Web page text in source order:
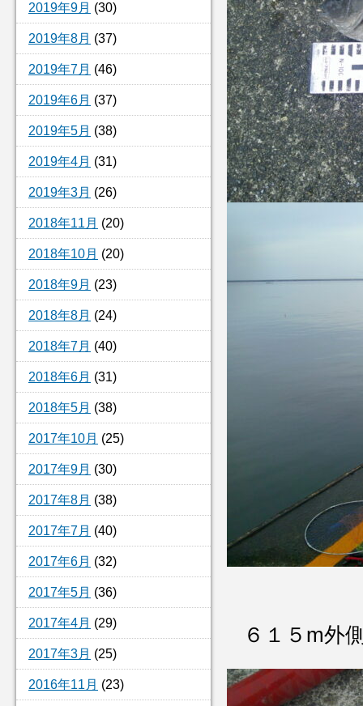
2019年9月 (30)
2019年8月 (37)
2019年7月 (46)
2019年6月 (37)
2019年5月 (38)
2019年4月 (31)
2019年3月 (26)
2018年11月 (20)
2018年10月 (20)
2018年9月 (23)
2018年8月 (24)
2018年7月 (40)
2018年6月 (31)
2018年5月 (38)
2017年10月 (25)
2017年9月 (30)
2017年8月 (38)
2017年7月 (40)
2017年6月 (32)
2017年5月 (36)
2017年4月 (29)
2017年3月 (25)
2016年11月 (23)
６１５m